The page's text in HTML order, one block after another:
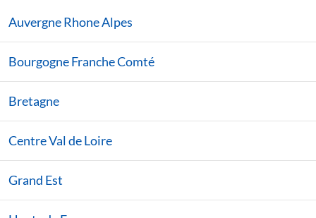
Auvergne Rhone Alpes
Bourgogne Franche Comté
Bretagne
Centre Val de Loire
Grand Est